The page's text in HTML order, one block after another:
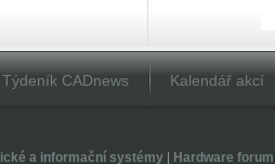
Týdeník CADnews Kalendář akcí
a informační systémy| Hardware forum